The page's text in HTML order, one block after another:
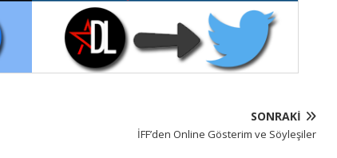
SONRAKI
İFF’den Online Gösterim ve Söyleşiler